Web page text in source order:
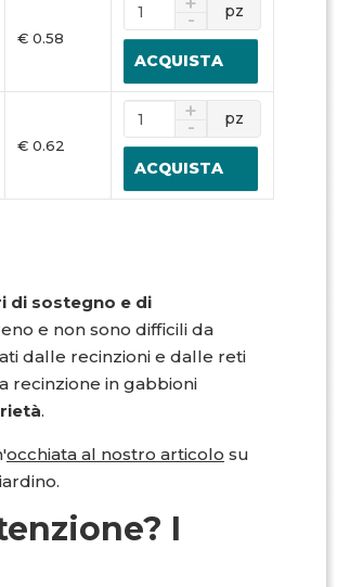
€ 0.58
pz
ACQUISTA
€ 0.62
pz
ACQUISTA
di sostegno e di
e non sono difficili da
dalle recinzioni e dalle reti
recinzione in gabbioni
.
occhiata al nostro articolo su
I